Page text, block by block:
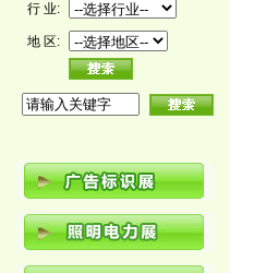
行 业:
地 区: